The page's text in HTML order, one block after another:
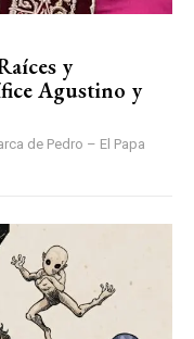
y
Agustino y
de Pedro – El Papa